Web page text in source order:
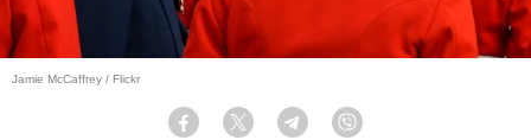
Jamie McCaffrey / Flickr
Facebook Twitter Telegram